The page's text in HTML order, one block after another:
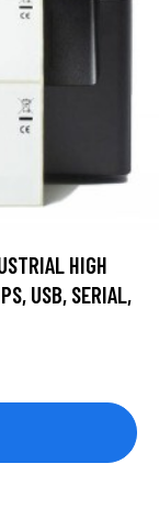
HIGH
USB, SERIAL,